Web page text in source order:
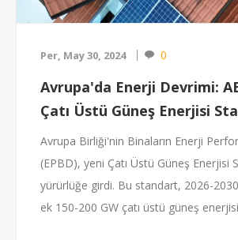
Per, May 30, 2024 0
Avrupa'da Enerji Devrimi:
Çatı Üstü Güneş Enerjisi
Avrupa Birliği'nin Binaların Enerji
(EPBD), yeni Çatı Üstü Güneş Enerjisi
yürürlüğe girdi. Bu standart, 2026-2030
ek 150-200 GW çatı üstü güneş